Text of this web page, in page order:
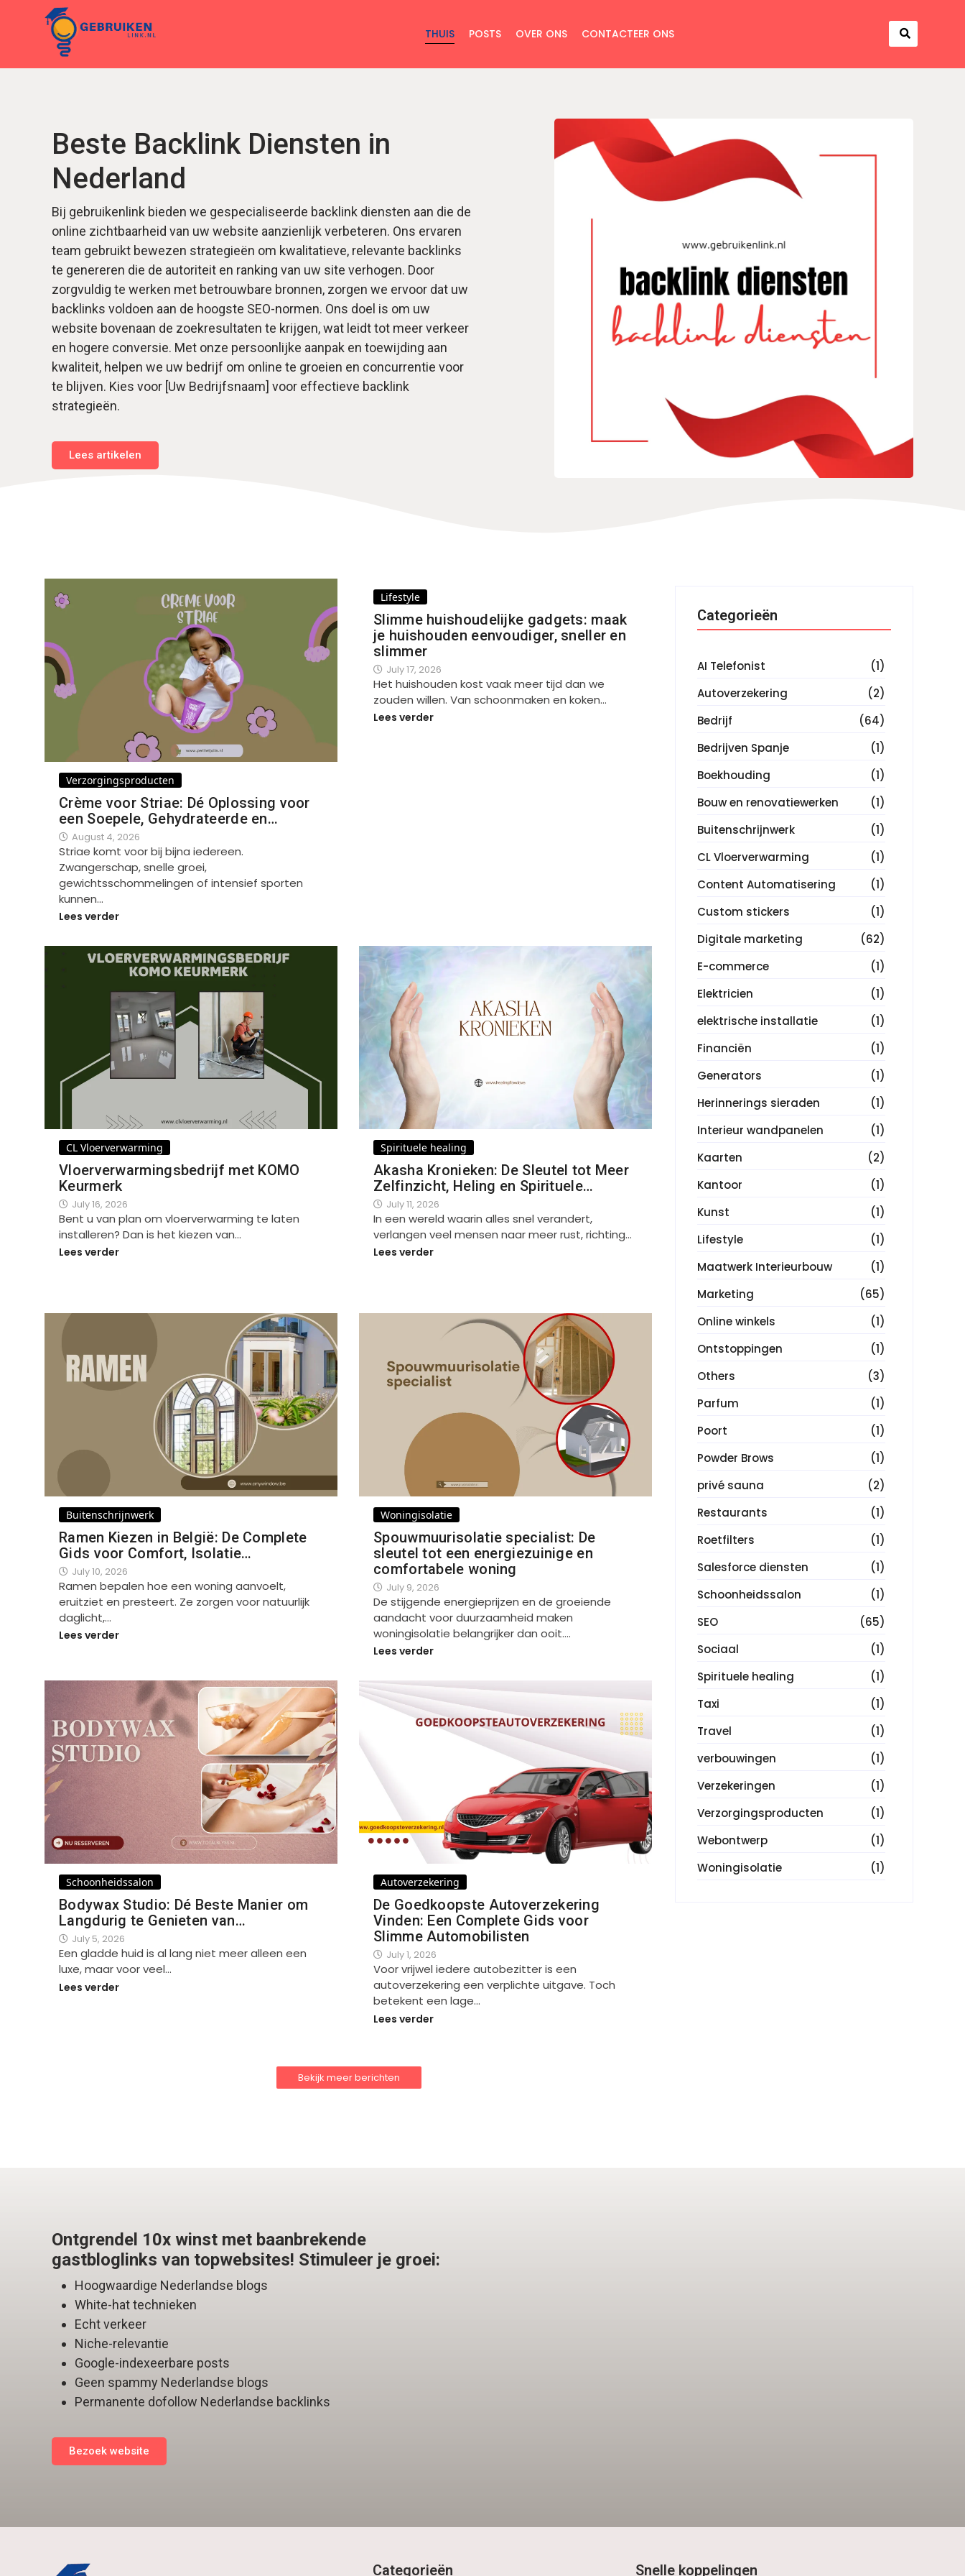
THUIS POSTS OVER ONS CONTACTEER ONS
Beste Backlink Diensten in
Nederland
Bij gebruikenlink bieden we gespecialiseerde backlink diensten aan die de
online zichtbaarheid van uw website aanzienlijk verbeteren. Ons ervaren
team gebruikt bewezen strategieën om kwalitatieve, relevante backlinks
te genereren die de autoriteit en ranking van uw site verhogen. Door
zorgvuldig te werken met betrouwbare bronnen, zorgen we ervoor dat uw
backlinks voldoen aan de hoogste SEO-normen. Ons doel is om uw
website bovenaan de zoekresultaten te krijgen, wat leidt tot meer verkeer
en hogere conversie. Met onze persoonlijke aanpak en toewijding aan
kwaliteit, helpen we uw bedrijf om online te groeien en concurrentie voor
te blijven. Kies voor [Uw Bedrijfsnaam] voor effectieve backlink
strategieën.
Lees artikelen
Verzorgingsproducten
Crème voor Striae: Dé Oplossing voor
een Soepele, Gehydrateerde en…
August 4, 2026
Striae komt voor bij bijna iedereen.
Zwangerschap, snelle groei,
gewichtsschommelingen of intensief sporten
kunnen…
Lees verder
Lifestyle
Slimme huishoudelijke gadgets: maak
je huishouden eenvoudiger, sneller en
slimmer
July 17, 2026
Het huishouden kost vaak meer tijd dan we
zouden willen. Van schoonmaken en koken…
Lees verder
CL Vloerverwarming
Vloerverwarmingsbedrijf met KOMO
Keurmerk
July 16, 2026
Bent u van plan om vloerverwarming te laten
installeren? Dan is het kiezen van…
Lees verder
Spirituele healing
Akasha Kronieken: De Sleutel tot Meer
Zelfinzicht, Heling en Spirituele…
July 11, 2026
In een wereld waarin alles snel verandert,
verlangen veel mensen naar meer rust, richting…
Lees verder
Buitenschrijnwerk
Ramen Kiezen in België: De Complete
Gids voor Comfort, Isolatie…
July 10, 2026
Ramen bepalen hoe een woning aanvoelt,
eruitziet en presteert. Ze zorgen voor natuurlijk
daglicht,…
Lees verder
Woningisolatie
Spouwmuurisolatie specialist: De
sleutel tot een energiezuinige en
comfortabele woning
July 9, 2026
De stijgende energieprijzen en de groeiende
aandacht voor duurzaamheid maken
woningisolatie belangrijker dan ooit.…
Lees verder
Schoonheidssalon
Bodywax Studio: Dé Beste Manier om
Langdurig te Genieten van…
July 5, 2026
Een gladde huid is al lang niet meer alleen een
luxe, maar voor veel…
Lees verder
Autoverzekering
De Goedkoopste Autoverzekering
Vinden: Een Complete Gids voor
Slimme Automobilisten
July 1, 2026
Voor vrijwel iedere autobezitter is een
autoverzekering een verplichte uitgave. Toch
betekent een lage…
Lees verder
Bekijk meer berichten
Categorieën
AI Telefonist
(1)
Autoverzekering
(2)
Bedrijf
(64)
Bedrijven Spanje
(1)
Boekhouding
(1)
Bouw en renovatiewerken
(1)
Buitenschrijnwerk
(1)
CL Vloerverwarming
(1)
Content Automatisering
(1)
Custom stickers
(1)
Digitale marketing
(62)
E-commerce
(1)
Elektricien
(1)
elektrische installatie
(1)
Financiën
(1)
Generators
(1)
Herinnerings sieraden
(1)
Interieur wandpanelen
(1)
Kaarten
(2)
Kantoor
(1)
Kunst
(1)
Lifestyle
(1)
Maatwerk Interieurbouw
(1)
Marketing
(65)
Online winkels
(1)
Ontstoppingen
(1)
Others
(3)
Parfum
(1)
Poort
(1)
Powder Brows
(1)
privé sauna
(2)
Restaurants
(1)
Roetfilters
(1)
Salesforce diensten
(1)
Schoonheidssalon
(1)
SEO
(65)
Sociaal
(1)
Spirituele healing
(1)
Taxi
(1)
Travel
(1)
verbouwingen
(1)
Verzekeringen
(1)
Verzorgingsproducten
(1)
Webontwerp
(1)
Woningisolatie
(1)
Ontgrendel 10x winst met baanbrekende
gastbloglinks van topwebsites! Stimuleer je groei:
Hoogwaardige Nederlandse blogs
White-hat technieken
Echt verkeer
Niche-relevantie
Google-indexeerbare posts
Geen spammy Nederlandse blogs
Permanente dofollow Nederlandse backlinks
Bezoek website
Categorieën Snelle koppelingen